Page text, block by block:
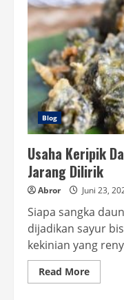
Blog
Usaha Keripik
Jarang Dilirik
Abror Juni 23,
Siapa sangka
dijadikan sayur
kekinian yang
Read MoreRead
more